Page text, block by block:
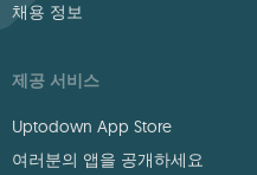
채용 정보
제공 서비스
Uptodown App Store
여러분의 앱을 공개하세요